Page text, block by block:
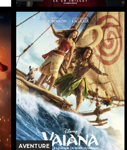
SPIDER-MAN: BRAND NEW DAY
Horaires et Infos
Bande-annonce
Réservation
TOUT PUBLIC
VF
AVENTURE